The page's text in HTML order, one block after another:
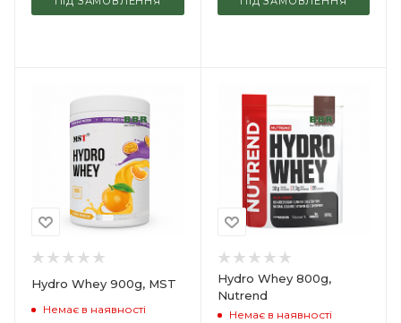
Hydro Whey 900g, MST
Немає в наявності
Hydro Whey 800g,
Nutrend
Немає в наявності